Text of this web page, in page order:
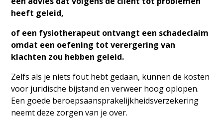
heeft geleid,
of een fysiotherapeut ontvangt een schadeclaim
omdat een oefening tot verergering van
klachten zou hebben geleid.
Zelfs als je niets fout hebt gedaan, kunnen de kosten
voor juridische bijstand en verweer hoog oplopen.
Een goede beroepsaansprakelijkheidsverzekering
neemt deze zorgen van je over.